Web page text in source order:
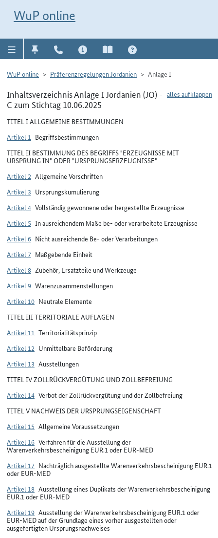
WuP online
WuP online Präferenzregelungen Jordanien Anlage I
alles aufklappen
Inhaltsverzeichnis Anlage I Jordanien (JO) -
C zum Stichtag 10.06.2025
TITEL I ALLGEMEINE BESTIMMUNGEN
Artikel 1 Begriffsbestimmungen
TITEL II BESTIMMUNG DES BEGRIFFS "ERZEUGNISSE MIT
URSPRUNG IN" ODER "URSPRUNGSERZEUGNISSE"
Artikel 2 Allgemeine Vorschriften
Artikel 3 Ursprungskumulierung
Artikel 4 Vollständig gewonnene oder hergestellte Erzeugnisse
Artikel 5 In ausreichendem Maße be- oder verarbeitete Erzeugnisse
Artikel 6 Nicht ausreichende Be- oder Verarbeitungen
Artikel 7 Maßgebende Einheit
Artikel 8 Zubehör, Ersatzteile und Werkzeuge
Artikel 9 Warenzusammenstellungen
Artikel 10 Neutrale Elemente
TITEL III TERRITORIALE AUFLAGEN
Artikel 11 Territorialitätsprinzip
Artikel 12 Unmittelbare Beförderung
Artikel 13 Ausstellungen
TITEL IV ZOLLRÜCKVERGÜTUNG UND ZOLLBEFREIUNG
Artikel 14 Verbot der Zollrückvergütung und der Zollbefreiung
TITEL V NACHWEIS DER URSPRUNGSEIGENSCHAFT
Artikel 15 Allgemeine Voraussetzungen
Artikel 16 Verfahren für die Ausstellung der
Warenverkehrsbescheinigung EUR.1 oder EUR-MED
Artikel 17 Nachträglich ausgestellte Warenverkehrsbescheinigung EUR.1
oder EUR-MED
Artikel 18 Ausstellung eines Duplikats der Warenverkehrsbescheinigung
EUR.1 oder EUR-MED
Artikel 19 Ausstellung der Warenverkehrsbescheinigung EUR.1 oder
EUR-MED auf der Grundlage eines vorher ausgestellten oder
ausgefertigten Ursprungsnachweises